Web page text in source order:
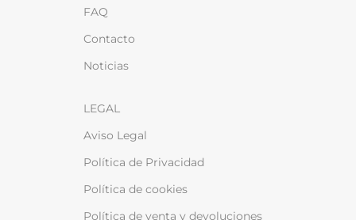
FAQ
Contacto
Noticias
LEGAL
Aviso Legal
Política de Privacidad
Política de cookies
Política de venta y devoluciones